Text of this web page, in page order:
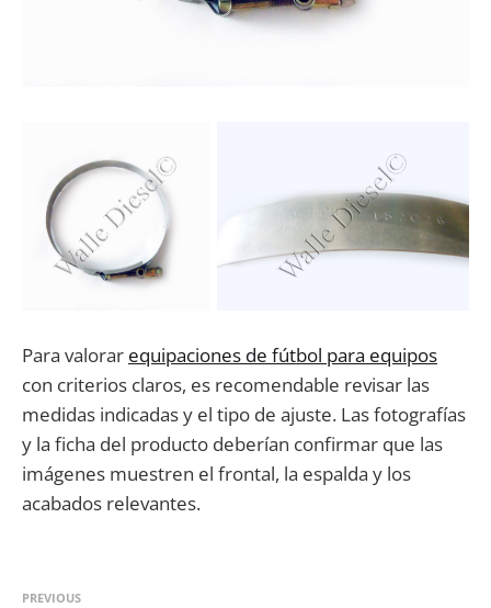
Para valorar equipaciones de fútbol para equipos
con criterios claros, es recomendable revisar las
medidas indicadas y el tipo de ajuste. Las fotografías
y la ficha del producto deberían confirmar que las
imágenes muestren el frontal, la espalda y los
acabados relevantes.
PREVIOUS